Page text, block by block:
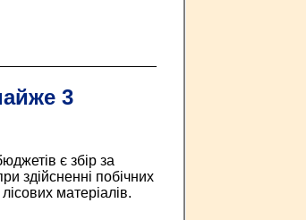
3
є збір за
здійсненні побічних
матеріалів.